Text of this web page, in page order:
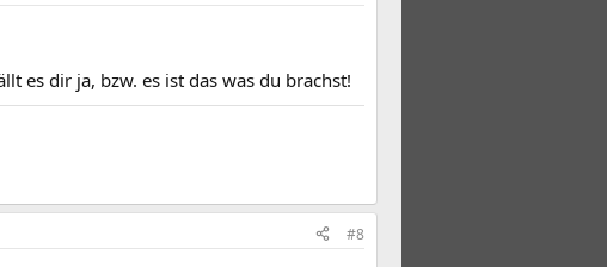
es dir ja, bzw. es ist das was du brachst!
#8